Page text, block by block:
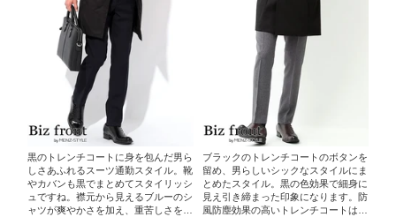
黒のトレンチコートに身を包んだ男ら
しさあふれるスーツ通勤スタイル。靴
やカバンも黒でまとめてスタイリッシ
ュですね。襟元から見えるブルーのシ
ャツが爽やかさを加え、重苦しさを軽
ブラックのトレンチコートのボタンを
留め、男らしいシックなスタイルにま
とめたスタイル。黒の色効果で細身に
見え引き締まった印象になります。防
風防塵効果の高いトレンチコートは春